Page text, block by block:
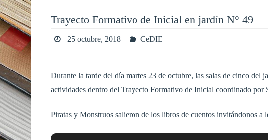
Trayecto Formativo de Inicial en jardín N° 49
25 octubre, 2018 CeDIE
Durante la tarde del día martes 23 de octubre, las salas de cinco del
actividades dentro del Trayecto Formativo de Inicial coordinado por
Piratas y Monstruos salieron de los libros de cuentos invitándonos a